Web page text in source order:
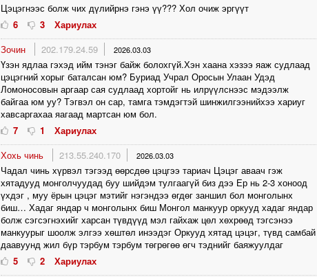
Цэцэгнээс болж чих дүлийрнэ гэнэ үү??? Хол очиж эргүүт
6
3
Хариулах
Зочин
202.179.24.59 2026.03.03
Үзэн ядлаа гэхэд ийм тэнэг байж болохгүй.Хэн хаана хэзээ яаж судлаад
цэцэгний хорыг баталсан юм? Буриад Учрал Оросын Улаан Удэд
Ломоносовын аргаар сая судлаад хортойг нь илрүүлснээс мэдээлж
байгаа юм уу? Тэгвэл он сар, тамга тэмдэгтэй шинжилгээнийхээ хариуг
хавсаргахаа яагаад мартсан юм бол.
7
1
Хариулах
Хохь чинь
213.55.240.170 2026.03.03
Чадал чинь хүрвэл тэгээд өөрсдөө цэцгээ тариач Цэцэг аваач гэж
хятадууд монголчуудад буу шийдэм тулгаагүй биз дээ Ер нь 2-3 хоноод
үхдэг , муу ёрын цэцэг мэтийг нэгэндээ өгдөг заншил бол монголынх
биш… Хадаг яндар ч монголынх биш Монгол манкуур оркууд хадаг яндар
болж сэгсэгнэхийг харсан түвдүүд мэл гайхаж цөл хөхрөөд тэгсэнээ
манкуурыг шоолж элгээ хөштөл инээдэг Оркууд хятад цэцэг, түвд самбай
даавуунд жил бүр тэрбум тэрбум төгрөгөө өгч тэднийг баяжуулдаг
5
2
Хариулах